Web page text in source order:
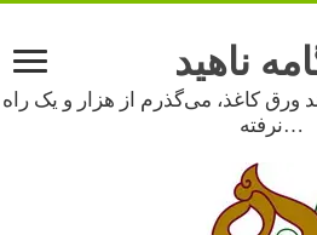
ناهید
ورق کاغذ، می‌گذرم از هزار و یک راه
نرفته…